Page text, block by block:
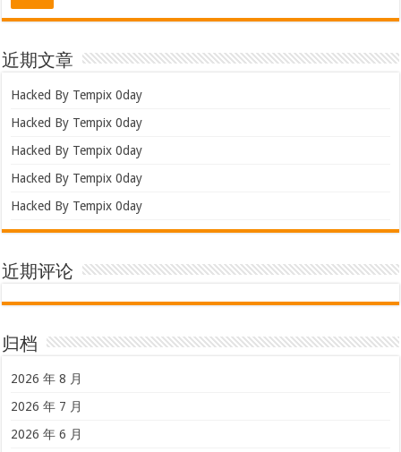
近期文章
Hacked By Tempix 0day
Hacked By Tempix 0day
Hacked By Tempix 0day
Hacked By Tempix 0day
Hacked By Tempix 0day
近期评论
归档
2026 年 8 月
2026 年 7 月
2026 年 6 月